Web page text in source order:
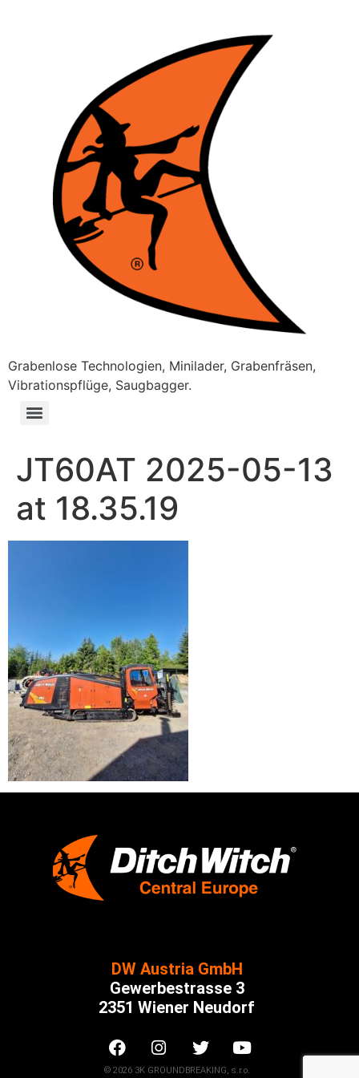
Grabenlose Technologien, Minilader, Grabenfräsen,
Vibrationspflüge, Saugbagger.
JT60AT 2025-05-13
at 18.35.19
DW Austria GmbH
Gewerbestrasse 3
2351 Wiener Neudorf
© 2026 3K GROUNDBREAKING, s.r.o.